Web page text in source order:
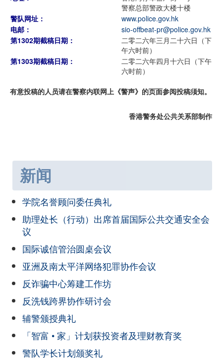
警察总部警政大楼十楼
警队网址：
www.police.gov.hk
电邮：
sio-offbeat-pr@police.gov.hk
第1302期截稿日期：
二零二六年三月二十六日（下
午六时前）
第1303期截稿日期：
二零二六年四月十六日（下午
六时前）
有意投稿的人员请在警察内联网上《警声》的页面参阅投稿须知。
香港警务处公共关系部制作
新闻
学院名誉顾问委任典礼
助理处长（行动）出席首届国际公共交通安全会
议
国际诚信管治圆桌会议
亚洲及南太平洋网络犯罪协作会议
反诈骗中心筹建工作坊
反洗钱跨界协作研讨会
辅警颁授典礼
「智富 • 家」计划获投资者及理财教育奖
警队学长计划颁奖礼